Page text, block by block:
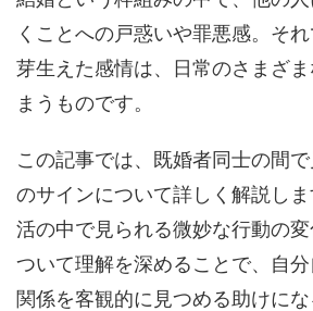
くことへの戸惑いや罪悪感。そ
芽生えた感情は、日常のさまざ
まうものです。
この記事では、既婚者同士の間で
のサインについて詳しく解説し
活の中で見られる微妙な行動の
ついて理解を深めることで、自
関係を客観的に見つめる助けにな